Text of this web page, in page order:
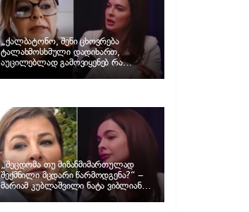
„ქალბატონო, შენი ცხოვრება
ტალახმოსხმული დადიხართ,
აუცილებლად გამოვიყენებ რა
ინფორმაციაც მაქვს“… – რა
მარიამ კუბლაშვილი
„შეცდომა თუ მიზანმიმართულად
შექმნილი მცდარი წარმოდგენა?“ –
მარიამ კუბლაშვილი ნატა ვიბლიანის
საქმეზე ვიდეომიმართვას ავრცელებს